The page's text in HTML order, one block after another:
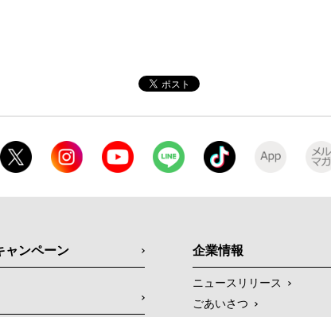
ャンペーン 企業情報
ニュースリリース
ごあいさつ